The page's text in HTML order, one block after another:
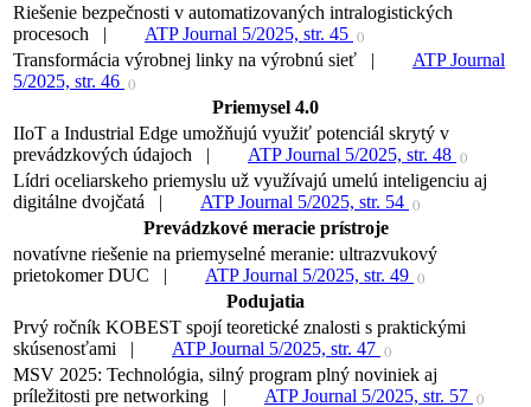
Riešenie bezpečnosti v automatizovaných intralogistických
procesoch |
ATP Journal 5/2025, str. 45 ()
Transformácia výrobnej linky na výrobnú sieť |
ATP Journal
5/2025, str. 46
()
Priemysel 4.0
IIoT a Industrial Edge umožňujú využiť potenciál skrytý v
prevádzkových údajoch |
ATP Journal 5/2025, str. 48 ()
Lídri oceliarskeho priemyslu už využívajú umelú inteligenciu aj
digitálne dvojčatá |
ATP Journal 5/2025, str. 54 ()
Prevádzkové meracie prístroje
novatívne riešenie na priemyselné meranie: ultrazvukový
prietokomer DUC |
ATP Journal 5/2025, str. 49 ()
Podujatia
Prvý ročník KOBEST spojí teoretické znalosti s praktickými
skúsenosťami |
ATP Journal 5/2025, str. 47 ()
MSV 2025: Technológia, silný program plný noviniek aj
príležitosti pre networking |
ATP Journal 5/2025, str. 57 ()